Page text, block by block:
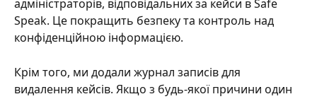
адміністраторів, відповідальних за кейси в Safe
Speak. Це покращить безпеку та контроль над
конфіденційною інформацією.
Крім того, ми додали журнал записів для
видалення кейсів. Якщо з будь-якої причини один